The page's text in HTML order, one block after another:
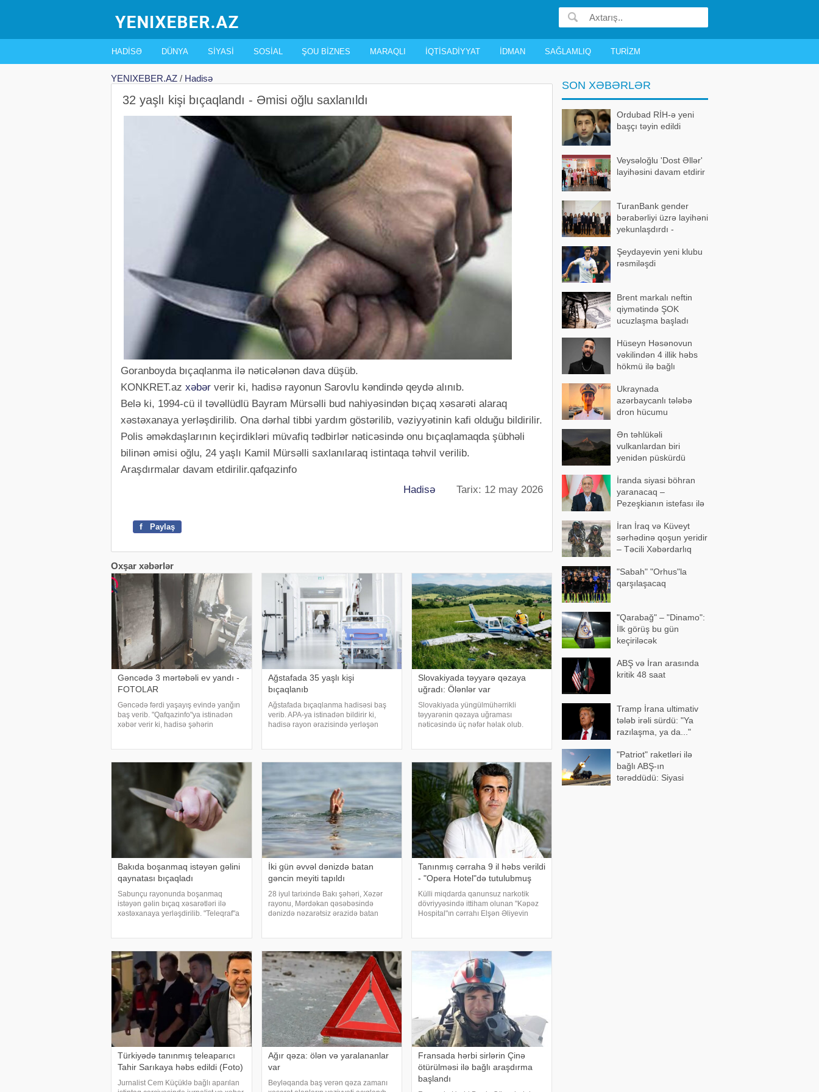
HADISƏ DÜNYA SIYASI SOSIAL ŞOU BIZNES MARAQLI İQTISADIYYAT İDMAN SAĞLAMLIQ TURIZM
YENIXEBER.AZ / Hadisə
32 yaşlı kişi bıçaqlandı - Əmisi oğlu saxlanıldı
Goranboyda bıçaqlanma ilə nəticələnən dava düşüb.
KONKRET.az xəbər verir ki, hadisə rayonun Sarovlu kəndində qeydə alınıb.
Belə ki, 1994-cü il təvəllüdlü Bayram Mürsəlli bud nahiyəsindən bıçaq xəsarəti alaraq
xəstəxanaya yerləşdirilib. Ona dərhal tibbi yardım göstərilib, vəziyyətinin kafi olduğu bildirilir.
Polis əməkdaşlarının keçirdikləri müvafiq tədbirlər nəticəsində onu bıçaqlamaqda şübhəli
bilinən əmisi oğlu, 24 yaşlı Kamil Mürsəlli saxlanılaraq istintaqa təhvil verilib.
Araşdırmalar davam etdirilir.qafqazinfo
Hadisə Tarix: 12 may 2026
f Paylaş
Oxşar xəbərlər
Gəncədə 3 mərtəbəli ev yandı -
FOTOLAR
Gəncədə fərdi yaşayış evində yanğın
baş verib. "Qafqazinfo"ya istinadən
xəbər verir ki, hadisə şəhərin
əraziy
Ağstafada 35 yaşlı kişi
bıçaqlanıb
Ağstafada bıçaqlanma hadisəsi baş
verib. APA-ya istinadən bildirir ki,
hadisə rayon ərazisində yerləşən
çatdırılıb
Slovakiyada təyyarə qəzaya
uğradı: Ölənlər var
Slovakiyada yüngülmühərrikli
təyyarənin qəzaya uğraması
nəticəsində üç nəfər həlak olub.
məlumatına görə, hadis
Bakıda boşanmaq istəyən gəlini
qaynatası bıçaqladı
Sabunçu rayonunda boşanmaq
istəyən gəlin bıçaq xəsarətləri ilə
xəstəxanaya yerləşdirilib. "Teleqraf"a
D.Əsgərova qayınanas
İki gün əvvəl dənizdə batan
gəncin meyiti tapıldı
28 iyul tarixində Bakı şəhəri, Xəzər
rayonu, Mərdəkan qəsəbəsində
dənizdə nəzarətsiz ərazidə batan
Xilasetmə Xidmətinin dalğıclar
Tanınmış cərraha 9 il həbs verildi
- "Opera Hotel"də tutulubmuş
Külli miqdarda qanunsuz narkotik
dövriyyəsində ittiham olunan "Kəpəz
Hospital"ın cərrahı Elşən Əliyevin
Türkiyədə tanınmış teleaparıcı
Tahir Sarıkaya həbs edildi (Foto)
Jurnalist Cem Küçüklə bağlı aparılan
Ağır qəza: ölən və yaralananlar
var
Beyləqanda baş verən qəza zamanı
Fransada hərbi sirlərin Çinə
ötürülməsi ilə bağlı araşdırma
başlandı
SON XƏBƏRLƏR
Ordubad RİH-ə yeni
başçı təyin edildi
Veysəloğlu 'Dost Əllər'
layihəsini davam etdirir
TuranBank gender
bərabərliyi üzrə layihəni
yekunlaşdırdı -
Şeydayevin yeni klubu
rəsmiləşdi
Brent markalı neftin
qiymətində ŞOK
ucuzlaşma başladı
Hüseyn Həsənovun
vəkilindən 4 illik həbs
hökmü ilə bağlı
Ukraynada
azərbaycanlı tələbə
dron hücumu
Vəziyyəti ağırdırƏn təhlükəli
vulkanlardan biri
yenidən püskürdü
İranda siyasi böhran
yaranacaq –
Pezeşkianın istefası ilə
İran İraq və Küveyt
sərhədinə qoşun yeridir
– Təcili Xəbərdarlıq
"Sabah" "Orhus"la
qarşılaşacaq
"Qarabağ" – "Dinamo":
İlk görüş bu gün
keçiriləcək
ABŞ və İran arasında
kritik 48 saat
Tramp İrana ultimativ
tələb irəli sürdü: "Ya
razılaşma, ya da..."
"Patriot" raketləri ilə
bağlı ABŞ-ın
tərəddüdü: Siyasi